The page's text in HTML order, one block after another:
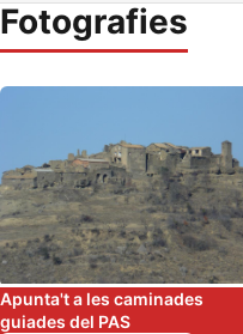
Fotografies
Apunta't a les caminades
guiades del PAS